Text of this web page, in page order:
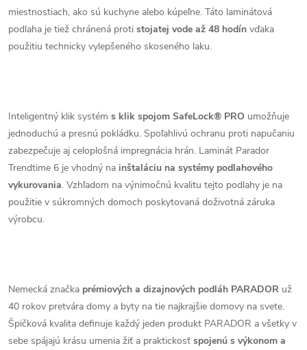
miestnostiach, ako sú kuchyne alebo kúpeľne. Táto laminátová
podlaha je tiež chránená proti stojatej vode až 48 hodín vďaka
použitiu technicky vylepšeného skoseného laku.
Inteligentný klik systém s klik spojom SafeLock® PRO umožňuje
jednoduchú a presnú pokládku. Spoľahlivú ochranu proti napučaniu
zabezpečuje aj celoplošná impregnácia hrán. Laminát Parador
Trendtime 6 je vhodný na inštaláciu na systémy podlahového
vykurovania. Vzhľadom na výnimočnú kvalitu tejto podlahy je na
použitie v súkromných domoch poskytovaná doživotná záruka
výrobcu.
Nemecká značka prémiových a dizajnových podláh PARADOR už
40 rokov pretvára domy a byty na tie najkrajšie domovy na svete.
Špičková kvalita definuje každý jeden produkt PARADOR a všetky v
sebe spájajú krásu umenia žiť a praktickosť spojenú s výkonom a